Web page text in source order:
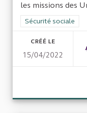
les missions des
Filtrer les résultats
Sécurité sociale
CRÉÉ LE
15/04/2022